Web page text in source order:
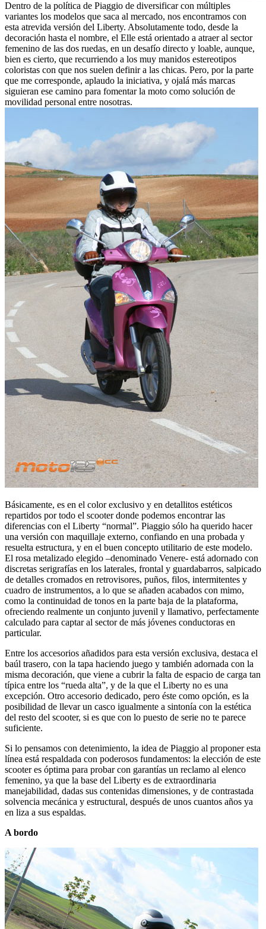
Dentro de la política de Piaggio de diversificar con múltiples
variantes los modelos que saca al mercado, nos encontramos con
esta atrevida versión del Liberty. Absolutamente todo, desde la
decoración hasta el nombre, el Elle está orientado a atraer al sector
femenino de las dos ruedas, en un desafío directo y loable, aunque,
bien es cierto, que recurriendo a los muy manidos estereotipos
coloristas con que nos suelen definir a las chicas. Pero, por la parte
que me corresponde, aplaudo la iniciativa, y ojalá más marcas
siguieran ese camino para fomentar la moto como solución de
movilidad personal entre nosotras.
Básicamente, es en el color exclusivo y en detallitos estéticos
repartidos por todo el scooter donde podemos encontrar las
diferencias con el Liberty “normal”. Piaggio sólo ha querido hacer
una versión con maquillaje externo, confiando en una probada y
resuelta estructura, y en el buen concepto utilitario de este modelo.
El rosa metalizado elegido –denominado Venere- está adornado con
discretas serigrafías en los laterales, frontal y guardabarros, salpicado
de detalles cromados en retrovisores, puños, filos, intermitentes y
cuadro de instrumentos, a lo que se añaden acabados con mimo,
como la continuidad de tonos en la parte baja de la plataforma,
ofreciendo realmente un conjunto juvenil y llamativo, perfectamente
calculado para captar al sector de más jóvenes conductoras en
particular.
Entre los accesorios añadidos para esta versión exclusiva, destaca el
baúl trasero, con la tapa haciendo juego y también adornada con la
misma decoración, que viene a cubrir la falta de espacio de carga tan
típica entre los “rueda alta”, y de la que el Liberty no es una
excepción. Otro accesorio dedicado, pero éste como opción, es la
posibilidad de llevar un casco igualmente a sintonía con la estética
del resto del scooter, si es que con lo puesto de serie no te parece
suficiente.
Si lo pensamos con detenimiento, la idea de Piaggio al proponer esta
línea está respaldada con poderosos fundamentos: la elección de este
scooter es óptima para probar con garantías un reclamo al elenco
femenino, ya que la base del Liberty es de extraordinaria
manejabilidad, dadas sus contenidas dimensiones, y de contrastada
solvencia mecánica y estructural, después de unos cuantos años ya
en liza a sus espaldas.
A bordo